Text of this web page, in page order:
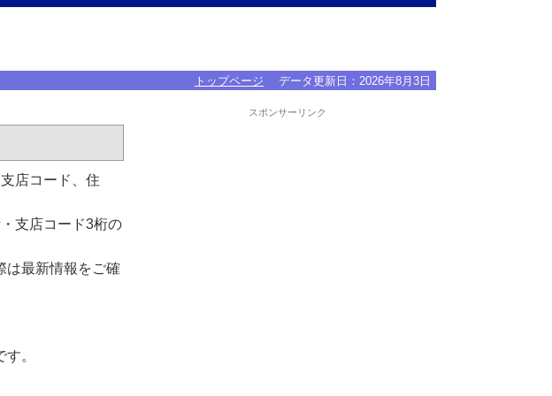
トップページ データ更新日： 2026年8月3日
店コード、住
支店コード3桁の
は最新情報をご確
。
スポンサーリンク